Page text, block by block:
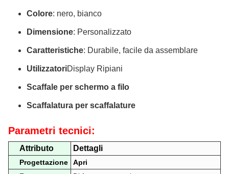
Colore: nero, bianco
Dimensione: Personalizzato
Caratteristiche: Durabile, facile da assemblare
UtilizzatoriDisplay Ripiani
Scaffale per schermo a filo
Scaffalatura per scaffalature
Parametri tecnici:
Attributo Dettagli
Progettazione
Apri